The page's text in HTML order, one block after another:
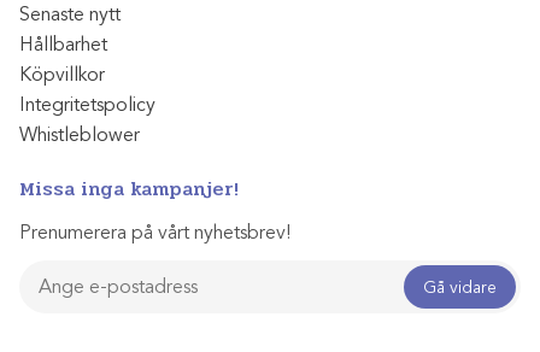
Senaste nytt
Hållbarhet
Köpvillkor
Integritetspolicy
Whistleblower
Missa inga kampanjer!
Prenumerera på vårt nyhetsbrev!
Gå vidare